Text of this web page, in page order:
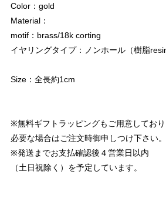
Color：gold
Material：
motif：brass/18k corting
イヤリングタイプ：ノンホール（樹脂
Size：全長約1cm
※無料ギフトラッピングもご用意しており
必要な場合はご注文時御申しつけ下さい。
※発送までお支払確認後４営業日以内
（土日祝除く）を予定しています。